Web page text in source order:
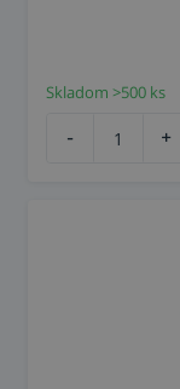
Skladom >500 ks
- +